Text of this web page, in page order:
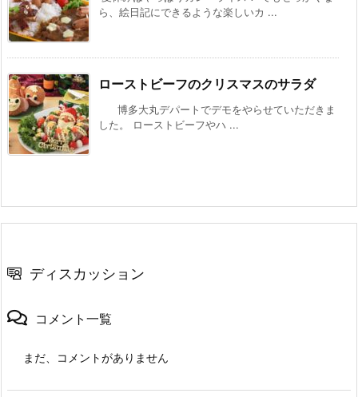
ら、絵日記にできるような楽しいカ ...
ローストビーフのクリスマスのサラダ
博多大丸デパートでデモをやらせていただきま
した。 ローストビーフやハ ...
ディスカッション
コメント一覧
まだ、コメントがありません